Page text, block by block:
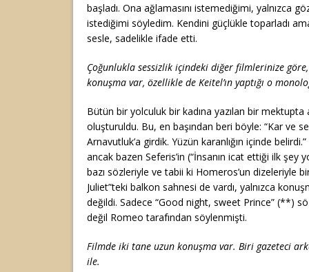
başladı. Ona ağlamasını istemediğimi, yalnızca
istediğimi söyledim. Kendini güçlükle toparladı
sesle, sadelikle ifade etti.
Çoğunlukla sessizlik içindeki diğer filmlerinize göre,
konuşma var, özellikle de Keitel’ın yaptığı o
Bütün bir yolculuk bir kadına yazılan bir mektupta
oluşturuldu. Bu, en başından beri böyle: “Kar ve
Arnavutluk’a girdik. Yüzün karanlığın içinde
ancak bazen Seferis’in (“İnsanın icat ettiği ilk şey
bazı sözleriyle ve tabii ki Homeros’un dizeleriyle
Juliet”teki balkon sahnesi de vardı, yalnızca
değildi. Sadece “Good night, sweet Prince” (**)
değil Romeo tarafından söylenmişti.
Filmde iki tane uzun konuşma var. Biri gazeteci
ile.